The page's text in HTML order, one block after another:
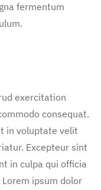
fermentum
exercitation
consequat.
in voluptate velit
Excepteur sint
in culpa qui officia
ipsum dolor